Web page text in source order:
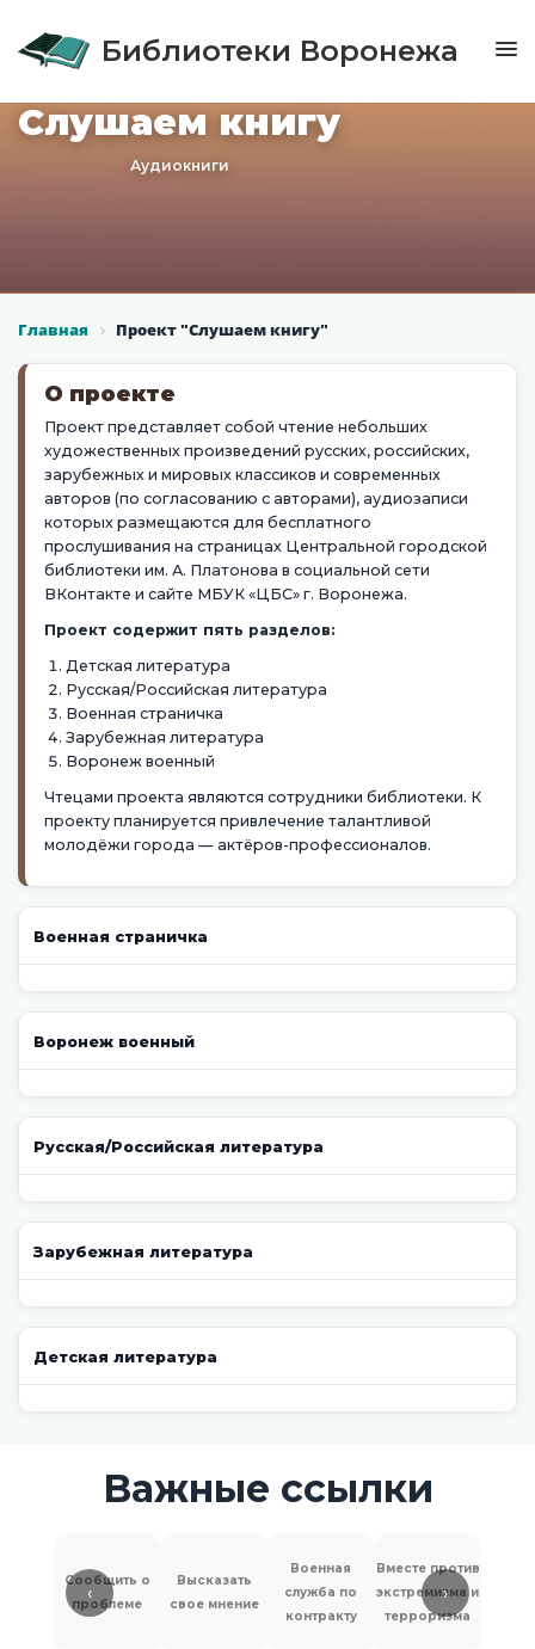
Библиотеки Воронежа
Слушаем книгу
Аудиокниги
Главная Проект "Слушаем книгу"
О проекте
Проект представляет собой чтение небольших
художественных произведений русских, российских,
зарубежных и мировых классиков и современных
авторов (по согласованию с авторами), аудиозаписи
которых размещаются для бесплатного
прослушивания на страницах Центральной городской
библиотеки им. А. Платонова в социальной сети
ВКонтакте и сайте МБУК «ЦБС» г. Воронежа.
Проект содержит пять разделов:
Детская литература
Русская/Российская литература
Военная страничка
Зарубежная литература
Воронеж военный
Чтецами проекта являются сотрудники библиотеки. К
проекту планируется привлечение талантливой
молодёжи города — актёров-профессионалов.
Военная страничка
Воронеж военный
Русская/Российская литература
Зарубежная литература
Детская литература
Важные ссылки
‹
Сообщить о
проблеме
Высказать
свое мнение
Военная
служба по
контракту
Вместе против
экстремизма и
терроризма
›